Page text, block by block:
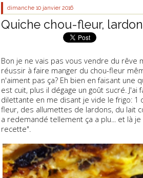
dimanche 10 janvier 2016
Quiche chou-fleur,
Bon je ne vais pas vous vendre du rêve
réussir à faire manger du chou-fleur
n'aiment pas ça? Eh bien en faisant une
est cuit, plus il dégage un goût sucré.
dilettante en me disant je vide le frigo:
fleur, des allumettes de lardons, du lait
a redemandé tellement ça a plu... et là
recette".